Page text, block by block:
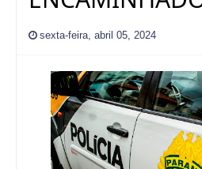
sexta-feira, abril 05, 2024